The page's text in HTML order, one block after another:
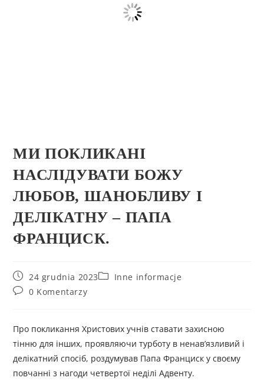
МИ ПОКЛИКАНІ
НАСЛІДУВАТИ БОЖУ
ЛЮБОВ, ШАНОБЛИВУ І
ДЕЛІКАТНУ – ПАПА
ФРАНЦИСК.
24 grudnia 2023
Inne informacje
0 Komentarzy
Про покликання Христових учнів ставати захисною
тінню для інших, проявляючи турботу в ненав’язливий і
делікатний спосіб, роздумував Папа Франциск у своєму
повчанні з нагоди четвертої неділі Адвенту.